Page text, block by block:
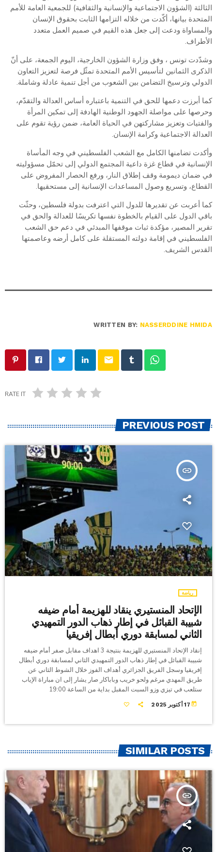
الثالثة (الشؤون الاجتماعية والإنسانية والثقافية) للجمعية العامة للأمم
المتحدة بيانها، أكّدت من خلاله التزامها الثابت بحقوق الإنسان
والمساواة ودعت إلى جعل هذه القيم في صميم العمل متعدد
الأطراف.
وشدّدت تونس ، وفق وزارة الشؤون الخارجية، اليوم الجمعة، على أنّ
الذكرى الثمانين لتأسيس الأمم المتحدة تمثّل فرصة لتعزيز التعاون
الدولي وترسيخ التضامن بين الشعوب من أجل تنمية عادلة وشاملة.
كما أبرزت دعمها للحق في التنمية باعتباره أساس العدالة والتقدّم،
وحرصها على مواصلة الجهود الوطنية الهادفة إلى تمكين المرأة
والفتيات وتعزيز مشاركتهن في الحياة العامة، ضمن رؤية تقوم على
العدالة الاجتماعية وكرامة الإنسان.
وأكدت تضامنها الكامل مع الشعب الفلسطيني في وجه المأساة
الإنسانية في قطاع غزة داعية المجتمع الدولي إلى تحمّل مسؤوليته
في ضمان ديمومة وقف إطلاق النار، ورفع الحصار المفروض على
القطاع، وتسريع وصول المساعدات الإنسانية إلى مستحقيها.
كما أعربت عن تقديرها للدول التي اعترفت بدولة فلسطين، وحثّت
باقي الدول على القيام بالخطوة نفسها تكريسًا للعدالة والحق في
تقرير المصير، مؤكدة ثبات موقفها المبدئي في دعم حق الشعب
الفلسطيني في إقامة دولته المستقلة على كامل أرضه وعاصمتها
القدس الشريف.
WRITTEN BY: NASSERDDINE HMIDA
email
RATE IT
PREVIOUS POST
insert_link
رياضة
الإتحاد المنستيري ينقاد للهزيمة أمام ضيفه
شبيبة القبائل في إطار ذهاب الدور التمهيدي
الثاني لمسابقة دوري أبطال إفريقيا
إنقاد الإتحاد المنستيري للهزيمة بنتيجة 3 اهداف مقابل صفر أمام ضيفه
شبيبة القبائل في إطار ذهاب الدور التمهيدي الثاني لمسابقة دوري أبطال
إفريقيا وسجل الفريق الجزائري أهداف الفوز خلال الشوط الثاني عن
طريق المهدي مرغم ولحو خريب وباباكار صار يشار إلى ان مباراة الإياب
ستلعب في تيزي وزو السبت المقبل بداية من الساعة 19:00
today 17 أكتوبر 2025
SIMILAR POSTS
insert_link